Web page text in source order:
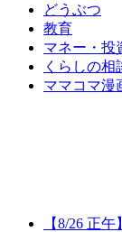
どうぶつ
教育
マネー・投
くらしの相
ママコマ漫
【8/26 正